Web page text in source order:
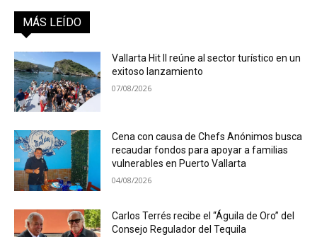
MÁS LEÍDO
Vallarta Hit II reúne al sector turístico en un
exitoso lanzamiento
07/08/2026
Cena con causa de Chefs Anónimos busca
recaudar fondos para apoyar a familias
vulnerables en Puerto Vallarta
04/08/2026
Carlos Terrés recibe el “Águila de Oro” del
Consejo Regulador del Tequila